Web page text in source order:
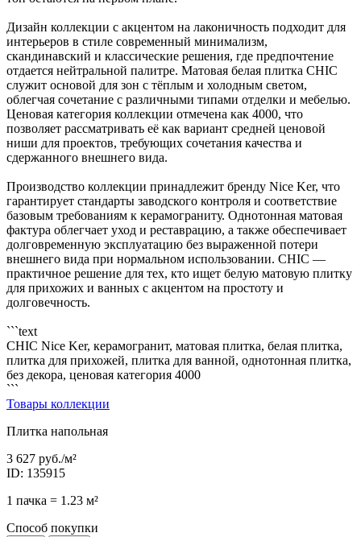
Дизайн коллекции с акцентом на лаконичность подходит для
интерьеров в стиле современный минимализм,
скандинавский и классические решения, где предпочтение
отдается нейтральной палитре. Матовая белая плитка CHIC
служит основой для зон с тёплым и холодным светом,
облегчая сочетание с различными типами отделки и мебелью.
Ценовая категория коллекции отмечена как 4000, что
позволяет рассматривать её как вариант средней ценовой
ниши для проектов, требующих сочетания качества и
сдержанного внешнего вида.
Производство коллекции принадлежит бренду Nice Ker, что
гарантирует стандарты заводского контроля и соответствие
базовым требованиям к керамограниту. Однотонная матовая
фактура облегчает уход и реставрацию, а также обеспечивает
долговременную эксплуатацию без выраженной потери
внешнего вида при нормальном использовании. CHIC —
практичное решение для тех, кто ищет белую матовую плитку
для прихожих и ванных с акцентом на простоту и
долговечность.
```text
CHIC Nice Ker, керамогранит, матовая плитка, белая плитка,
плитка для прихожей, плитка для ванной, однотонная плитка,
без декора, ценовая категория 4000
```
Товары коллекции
Плитка напольная
3 627 руб./м²
ID: 135915
1 пачка = 1.23 м²
Способ покупки